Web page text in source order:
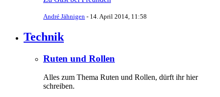
André Jähnigen - 14. April 2014, 11:58
Technik
Ruten und Rollen
Alles zum Thema Ruten und Rollen, dürft ihr hier
schreiben.